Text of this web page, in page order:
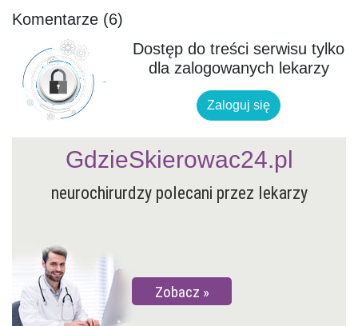
Komentarze (6)
Dostęp do treści serwisu tylko
dla zalogowanych lekarzy
Zaloguj się
neurochirurdzy polecani przez lekarzy
Zobacz
GdzieSkierowac24.pl